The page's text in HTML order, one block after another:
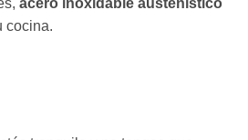
acero inoxidable austenístico
cocina.